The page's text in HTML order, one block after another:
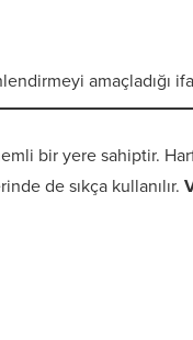
amaçladığı
bir yere sahiptir.
de sıkça kullanılır.